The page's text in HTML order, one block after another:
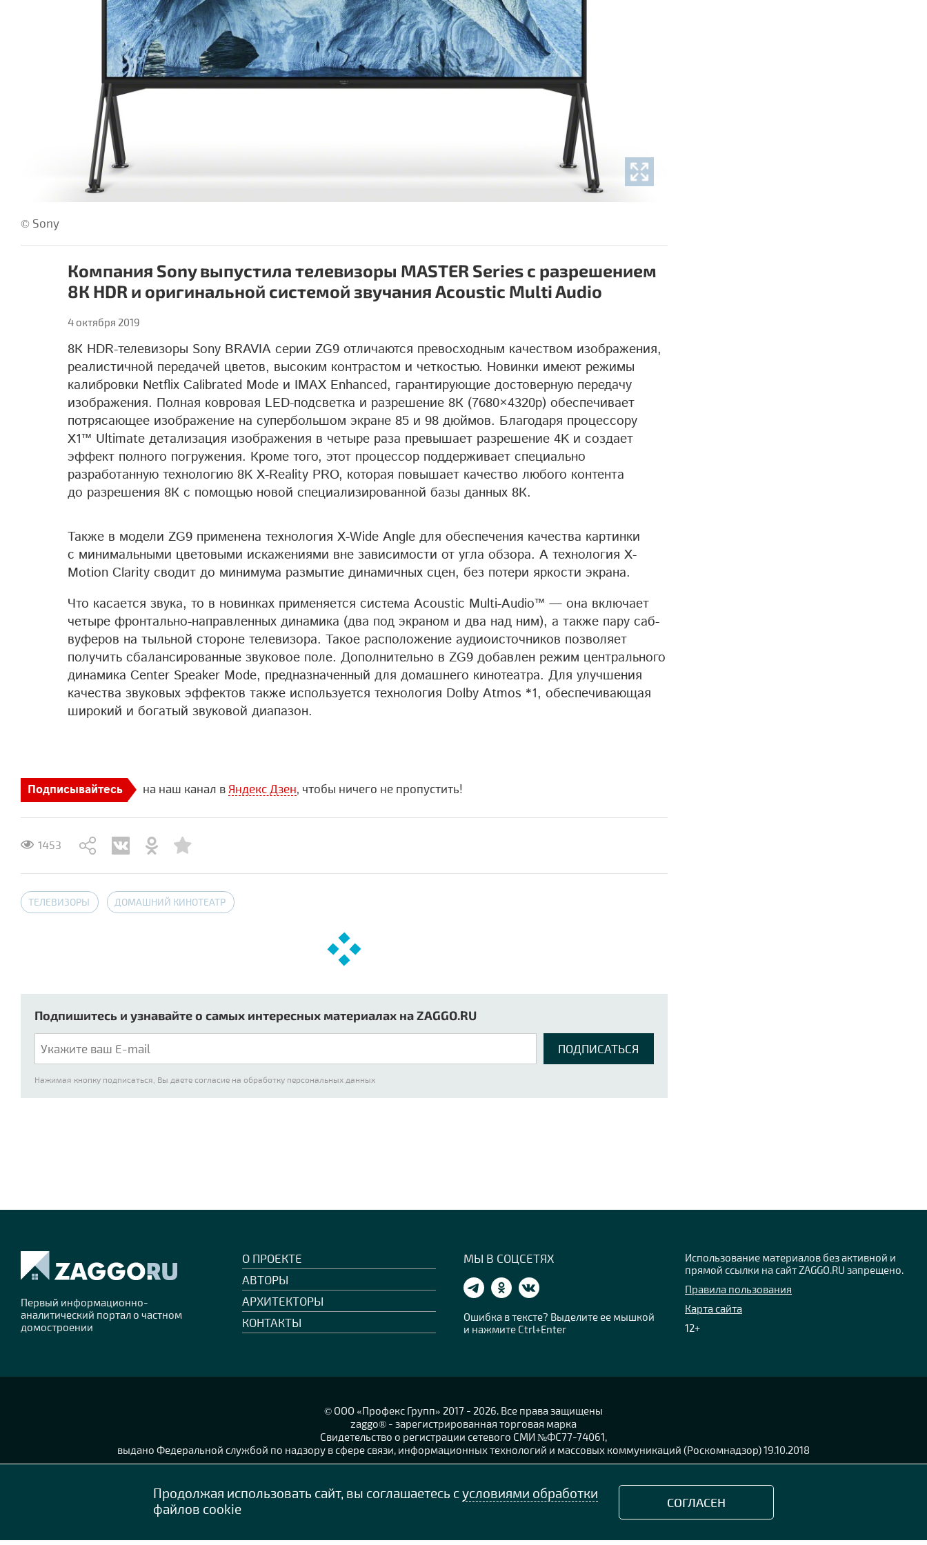
© Sony
Компания Sony выпустила телевизоры MASTER Series с разрешением
8К HDR и оригинальной системой звучания Acoustic Multi Audio
4 октября 2019
8К HDR-телевизоры Sony BRAVIA серии ZG9 отличаются превосходным качеством изображения,
реалистичной передачей цветов, высоким контрастом и четкостью. Новинки имеют режимы
калибровки Netflix Calibrated Mode и IMAX Enhanced, гарантирующие достоверную передачу
изображения. Полная ковровая LED-подсветка и разрешение 8К (7680×4320p) обеспечивает
потрясающее изображение на супербольшом экране 85 и 98 дюймов. Благодаря процессору
X1™ Ultimate детализация изображения в четыре раза превышает разрешение 4K и создает
эффект полного погружения. Кроме того, этот процессор поддерживает специально
разработанную технологию 8K X-Reality PRO, которая повышает качество любого контента
до разрешения 8К с помощью новой специализированной базы данных 8К.
Также в модели ZG9 применена технология X-Wide Angle для обеспечения качества картинки
с минимальными цветовыми искажениями вне зависимости от угла обзора. А технология X-
Motion Clarity сводит до минимума размытие динамичных сцен, без потери яркости экрана.
Что касается звука, то в новинках применяется система Acoustic Multi-Audio™ — она включает
четыре фронтально-направленных динамика (два под экраном и два над ним), а также пару саб-
вуферов на тыльной стороне телевизора. Такое расположение аудиоисточников позволяет
получить сбалансированные звуковое поле. Дополнительно в ZG9 добавлен режим центрального
динамика Center Speaker Mode, предназначенный для домашнего кинотеатра. Для улучшения
качества звуковых эффектов также используется технология Dolby Atmos *1, обеспечивающая
широкий и богатый звуковой диапазон.
Подписывайтесь на наш канал в Яндекс Дзен , чтобы ничего не пропустить!
1453
ТЕЛЕВИЗОРЫ ДОМАШНИЙ КИНОТЕАТР
Подпишитесь и узнавайте о самых интересных материалах на ZAGGO.RU
Нажимая кнопку подписаться, Вы даете согласие на обработку персональных данных
Первый информационно-
аналитический портал о частном
домостроении
О ПРОЕКТЕ
АВТОРЫ
АРХИТЕКТОРЫ
КОНТАКТЫ
МЫ В СОЦСЕТЯХ
Ошибка в тексте? Выделите ее мышкой
и нажмите Ctrl+Enter
Использование материалов без активной и
прямой ссылки на сайт ZAGGO.RU запрещено.
Правила пользования
Карта сайта
12+
© OOO «Профекс Групп» 2017 - 2026. Все права защищены
zaggo® - зарегистрированная торговая марка
Свидетельство о регистрации сетевого СМИ №ФС77-74061,
выдано Федеральной службой по надзору в сфере связи, информационных технологий и массовых коммуникаций (Роскомнадзор) 19.10.2018
Политика конфиденциальности персональных данных
Продолжая использовать сайт, вы соглашаетесь сусловиями обработки
файлов cookie
СОГЛАСЕН